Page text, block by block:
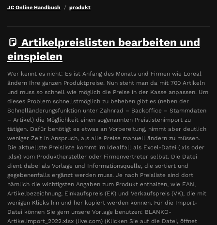
JC Online Handbuch produkt
Artikelpreislisten bearbeiten und
einspielen
Wer kennt es nicht: Es ist Anfang des Monats und Firmen wie Loreal
ändern Ihre ganzen Produktpreise. Nun steht man da mit 700 Artikeln
und muss so schnell wie möglich die Preise in der Kasse anpassen. Um
dieses Problem schnellstmöglich zu beheben gibt es (neben der
Schnelländerungsfunktion unter Zahnrad – Backoffice – Stammdaten
– Artikel) die Möglichkeit einen sogenannten Preislistenimport zu
tätigen. Dafür benötigt es etwas an Vorbereitung, nimmt aber deutlich
weniger Zeit in Anspruch, als alle Preise manuell ändern zu müssen.
Die aktuellste Preisliste kommt im Idealfall als Excel-Datei (.xls oder
.xlsx) vom Produkthersteller oder Firmenvertreter selbst. Die Datei
dient dabei als Vorlage und Informationsquelle, die sortiert und
gegebenenfalls ergänzt werden muss. Je nach Preisliste sind dort
nämlich die wichtigsten Angaben zum Produkt enthalten, wie EAN,
Artikelbezeichnung, Einkaufspreis (EK) und Verkaufspreis (VK), die mit
wenigen Klicks hin und her kopiert werden können. Für die Import-
Datei können Sie gern unsere Vorlage benutzen: BLANKO-
Artikelimport_2022.xlsx (live.com) (Klicken Sie auf die Datei, öffnet